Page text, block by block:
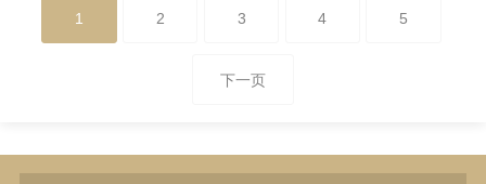
1 2 3 4 5
下一页